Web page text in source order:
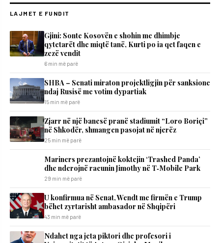
LAJMET E FUNDIT
Gjini: Sonte Kosovën e shohin me dhimbje
qytetarët dhe miqtë tanë, Kurti po ia qet faqen e
zezë vendit
6 min më parë
SHBA – Senati miraton projektligjin për sanksione
ndaj Rusisë me votim dypartiak
15 min më parë
Zjarr në një banesë pranë stadiumit “Loro Boriçi”
në Shkodër, shmangen pasojat në njerëz
25 min më parë
Mariners prezantojnë koktejin ‘Trashed Panda’
dhe nderojnë racunin Jimothy në T‑Mobile Park
29 min më parë
U konfirmua në Senat, Wendt me firmën e Trump
bëhet zyrtarisht ambasador në Shqipëri
43 min më parë
Ndahet nga jeta piktori dhe profesori i